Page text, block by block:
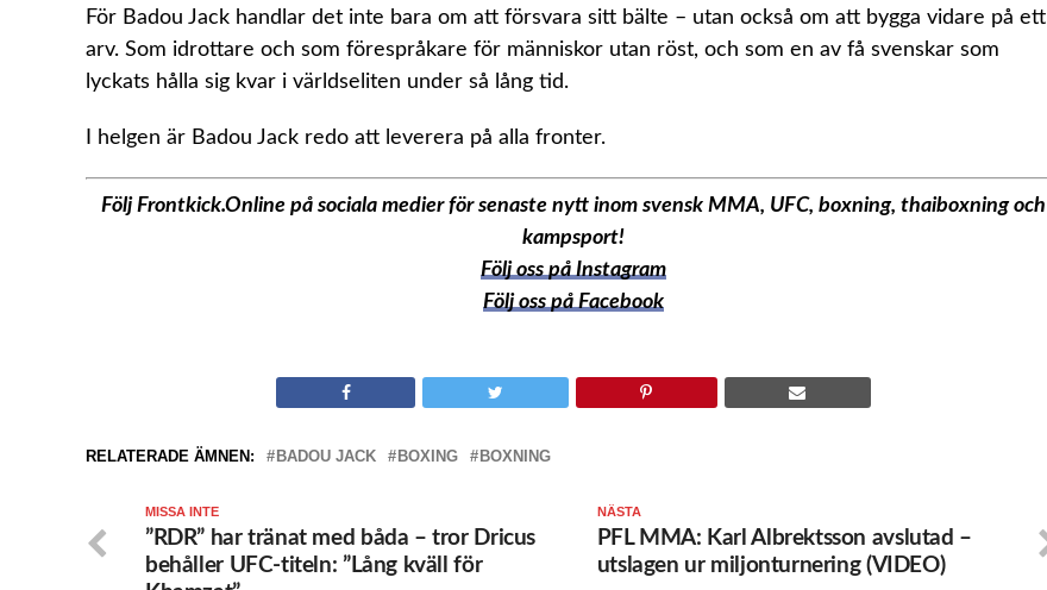
För Badou Jack handlar det inte bara om att försvara sitt bälte – utan också om att bygga vidare på ett
arv. Som idrottare och som förespråkare för människor utan röst, och som en av få svenskar som
lyckats hålla sig kvar i världseliten under så lång tid.
I helgen är Badou Jack redo att leverera på alla fronter.
Följ Frontkick.Online på sociala medier för senaste nytt inom svensk MMA, UFC, boxning, thaiboxning och
kampsport!
Följ oss på Instagram
Följ oss på Facebook
RELATERADE ÄMNEN: BADOU JACK BOXING BOXNING
NÄSTA
PFL MMA: Karl Albrektsson avslutad –
utslagen ur miljonturnering (VIDEO)
MISSA INTE
”RDR” har tränat med båda – tror Dricus
behåller UFC-titeln: ”Lång kväll för